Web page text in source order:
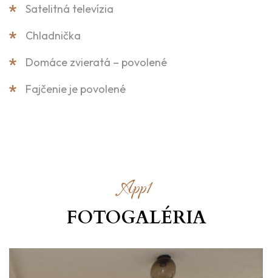
Satelitná televízia
Chladnička
Domáce zvieratá – povolené
Fajčenie je povolené
App1
FOTOGALÉRIA